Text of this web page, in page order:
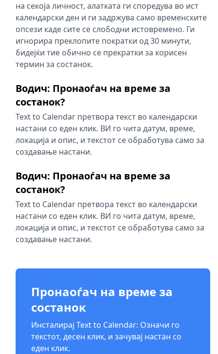
на секоја личност, алатката ги споредува во ист
календарски ден и ги задржува само временските
опсези каде сите се слободни истовремено. Ги
игнорира преклопите пократки од 30 минути,
бидејќи тие обично се прекратки за корисен
термин за состанок.
Водич: Пронаоѓач на време за
состанок?
Text to Calendar претвора текст во календарски
настани со еден клик. ВИ го чита датум, време,
локација и опис, и текстот се обработува само за
создавање настани.
Водич: Пронаоѓач на време за
состанок?
Text to Calendar претвора текст во календарски
настани со еден клик. ВИ го чита датум, време,
локација и опис, и текстот се обработува само за
создавање настани.
Пронаоѓач на време за
состанок
Инсталирај Text to Calendar: Означи го
текстот, десен клик, и зачувај настан со
еден клик.